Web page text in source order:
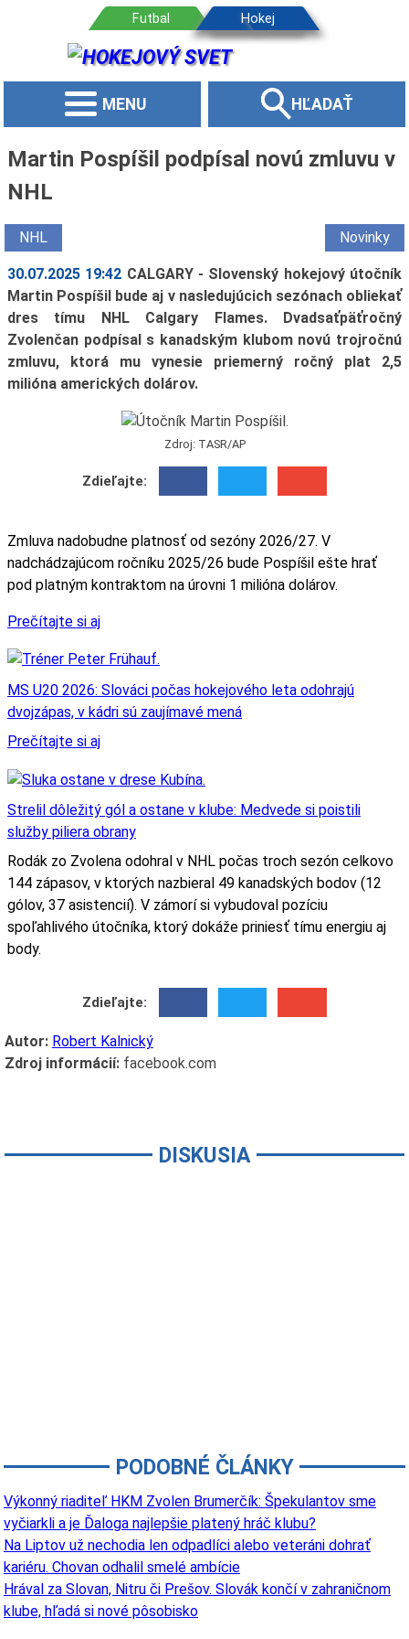
MENU HĽADAŤ
Martin Pospíšil podpísal novú zmluvu v
NHL
NHL Novinky
30.07.2025 19:42 CALGARY - Slovenský hokejový útočník
Martin Pospíšil bude aj v nasledujúcich sezónach obliekať
dres tímu NHL Calgary Flames. Dvadsaťpäťročný
Zvolenčan podpísal s kanadským klubom novú trojročnú
zmluvu, ktorá mu vynesie priemerný ročný plat 2,5
milióna amerických dolárov.
Zdroj: TASR/AP
Zdieľajte:
Zmluva nadobudne platnosť od sezóny 2026/27. V
nadchádzajúcom ročníku 2025/26 bude Pospíšil ešte hrať
pod platným kontraktom na úrovni 1 milióna dolárov.
Prečítajte si aj
MS U20 2026: Slováci počas hokejového leta odohrajú
dvojzápas, v kádri sú zaujímavé mená
Prečítajte si aj
Strelil dôležitý gól a ostane v klube: Medvede si poistili
služby piliera obrany
Rodák zo Zvolena odohral v NHL počas troch sezón celkovo
144 zápasov, v ktorých nazbieral 49 kanadských bodov (12
gólov, 37 asistencií). V zámorí si vybudoval pozíciu
spoľahlivého útočníka, ktorý dokáže priniesť tímu energiu aj
body.
Zdieľajte:
Autor: Robert Kalnický
Zdroj informácií:facebook.com
DISKUSIA
PODOBNÉ ČLÁNKY
Výkonný riaditeľ HKM Zvolen Brumerčík: Špekulantov sme
vyčiarkli a je Ďaloga najlepšie platený hráč klubu?
Na Liptov už nechodia len odpadlíci alebo veteráni dohrať
kariéru. Chovan odhalil smelé ambície
Hrával za Slovan, Nitru či Prešov. Slovák končí v zahraničnom
klube, hľadá si nové pôsobisko